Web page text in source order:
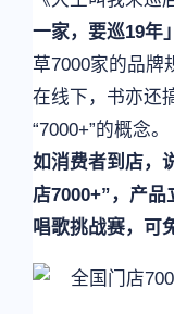
一家，要巡19年」
草7000家的品牌
在线下，书亦还
“7000+”的概念。
如消费者到店，
店7000+”，产品
唱歌挑战赛，可